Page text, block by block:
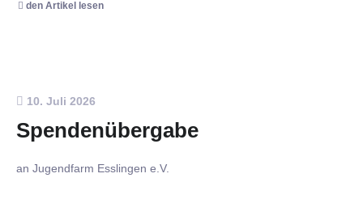
den Artikel lesen
10. Juli 2026
Spendenübergabe
an Jugendfarm Esslingen e.V.